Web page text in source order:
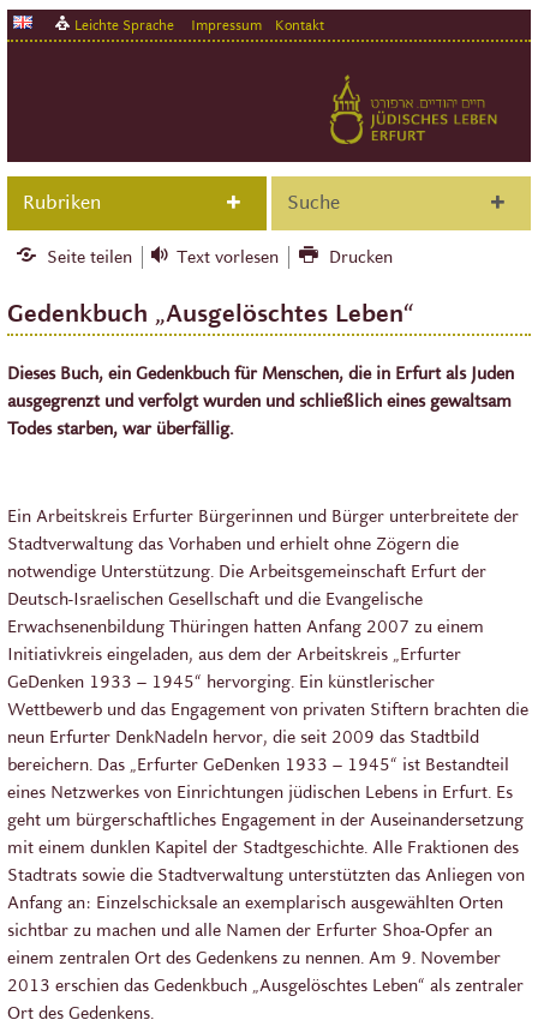
Leichte Sprache Impressum Kontakt
Rubriken Suche
Seite teilen Text vorlesen Drucken
Gedenkbuch „Ausgelöschtes Leben“
Dieses Buch, ein Gedenkbuch für Menschen, die in Erfurt als Juden
ausgegrenzt und verfolgt wurden und schließlich eines gewaltsam
Todes starben, war überfällig.
Ein Arbeitskreis Erfurter Bürgerinnen und Bürger unterbreitete der
Stadtverwaltung das Vorhaben und erhielt ohne Zögern die
notwendige Unterstützung. Die Arbeitsgemeinschaft Erfurt der
Deutsch-Israelischen Gesellschaft und die Evangelische
Erwachsenenbildung Thüringen hatten Anfang 2007 zu einem
Initiativkreis eingeladen, aus dem der Arbeitskreis „Erfurter
GeDenken 1933 – 1945“ hervorging. Ein künstlerischer
Wettbewerb und das Engagement von privaten Stiftern brachten die
neun Erfurter DenkNadeln hervor, die seit 2009 das Stadtbild
bereichern. Das „Erfurter GeDenken 1933 – 1945“ ist Bestandteil
eines Netzwerkes von Einrichtungen jüdischen Lebens in Erfurt. Es
geht um bürgerschaftliches Engagement in der Auseinandersetzung
mit einem dunklen Kapitel der Stadtgeschichte. Alle Fraktionen des
Stadtrats sowie die Stadtverwaltung unterstützten das Anliegen von
Anfang an: Einzelschicksale an exemplarisch ausgewählten Orten
sichtbar zu machen und alle Namen der Erfurter Shoa-Opfer an
einem zentralen Ort des Gedenkens zu nennen. Am 9. November
2013 erschien das Gedenkbuch „Ausgelöschtes Leben“ als zentraler
Ort des Gedenkens.